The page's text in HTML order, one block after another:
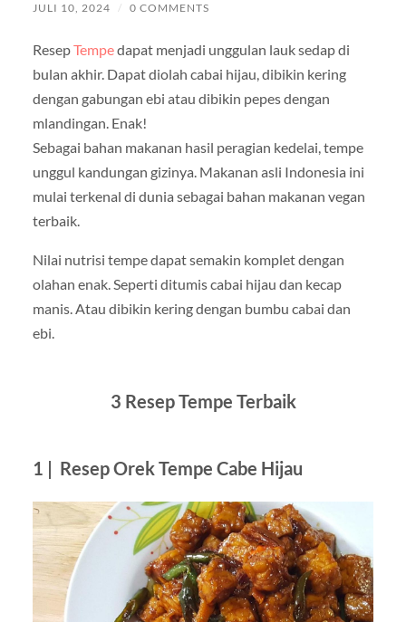
JULI 10, 2024 / 0 COMMENTS
ResepTempedapat menjadi unggulan lauk sedap di
bulan akhir. Dapat diolah cabai hijau, dibikin kering
dengan gabungan ebi atau dibikin pepes dengan
mlandingan. Enak!
Sebagai bahan makanan hasil peragian kedelai, tempe
unggul kandungan gizinya. Makanan asli Indonesia ini
mulai terkenal di dunia sebagai bahan makanan vegan
terbaik.
Nilai nutrisi tempe dapat semakin komplet dengan
olahan enak. Seperti ditumis cabai hijau dan kecap
manis. Atau dibikin kering dengan bumbu cabai dan
ebi.
3 Resep Tempe Terbaik
1 | Resep Orek Tempe Cabe Hijau